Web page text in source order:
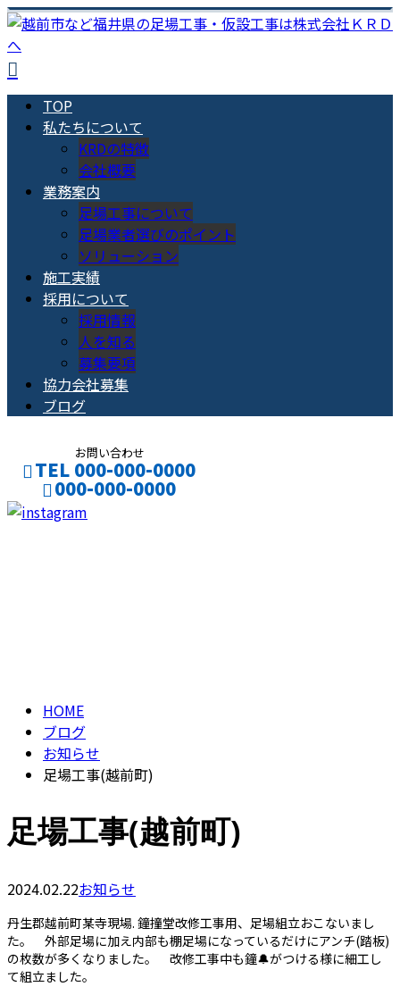
TOP
私たちについて
KRDの特徴
会社概要
業務案内
足場工事について
足場業者選びのポイント
ソリューション
施工実績
採用について
採用情報
人を知る
募集要項
協力会社募集
ブログ
お問い合わせ
TEL 000-000-0000
000-000-0000
HOME
ブログ
お知らせ
足場工事(越前町)
足場工事(越前町)
2024.02.22お知らせ
丹生郡越前町某寺現場. 鐘撞堂改修工事用、足場組立おこないまし
た。 外部足場に加え内部も棚足場になっているだけにアンチ(踏板)
の枚数が多くなりました。 改修工事中も鐘🔔がつける様に細工し
て組立ました。